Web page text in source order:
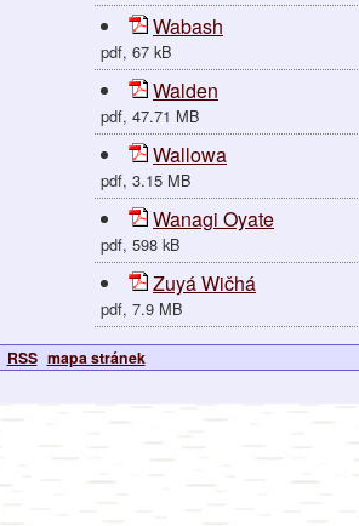
Wabash
pdf, 67 kB
Walden
pdf, 47.71 MB
Wallowa
pdf, 3.15 MB
Wanagi Oyate
pdf, 598 kB
Zuyá Wičhá
pdf, 7.9 MB
RSS mapa stránek